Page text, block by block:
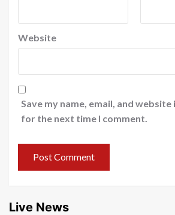
Website
Save my name, email, and
for the next time I comment.
Live News